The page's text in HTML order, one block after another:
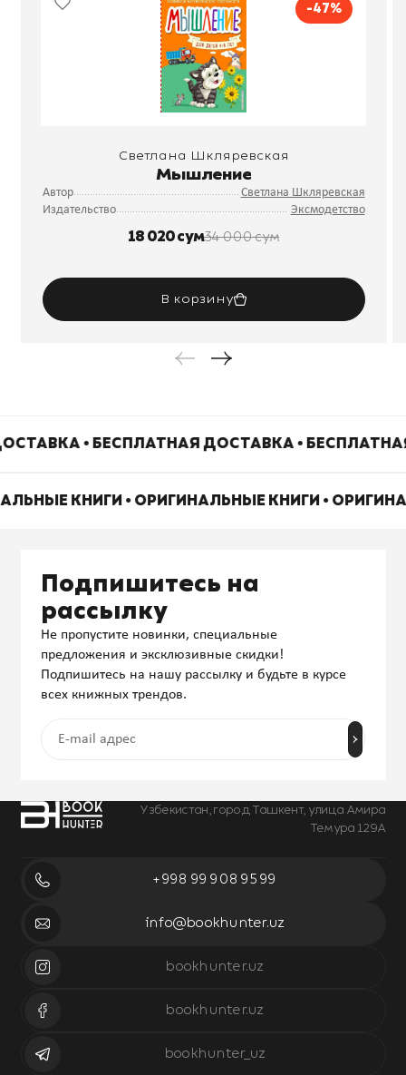
-47%
Светлана Шкляревская
Мышление
Автор
Светлана Шкляревская
Издательство
Эксмодетство
18 020 сум34 000 сум
В корзину
• БЕСПЛАТНАЯ ДОСТАВКА •
КНИГИ • ОРИГИНАЛЬНЫЕ КНИГИ •
Узбекистан, город Ташкент, улица Амира
Темура 129А
+998 99 908 95 99
info@bookhunter.uz
bookhunter.uz
bookhunter.uz
bookhunter_uz
Подпишитесь на
рассылку
Не пропустите новинки, специальные
предложения и эксклюзивные скидки!
Подпишитесь на нашу рассылку и будьте в курсе
всех книжных трендов.